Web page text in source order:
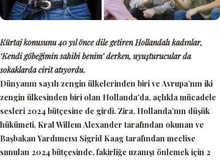
Kürtaj konusunu 40 yıl önce dile getiren Hollandalı kadınlar,
‘Kendi göbeğimin sahibi benim’ derken, uyuşturucular da
sokaklarda cirit atıyordu.
Dünyanın sayılı zengin ülkelerinden biri ve Avrupa’nın iki
zengin ülkesinden biri olan Hollanda’da, açlıkla mücadele
sesleri 2024 bütçesine de girdi. Zira, Hollanda’nın düşük
hükümeti, Kral Willem Alexander tarafından okunan ve
Başbakan Yardımcısı Sigrid Kaag tarafından meclise
sunulan 2024 bütçesinde, fakirliğe uzanışı önlemek için 2